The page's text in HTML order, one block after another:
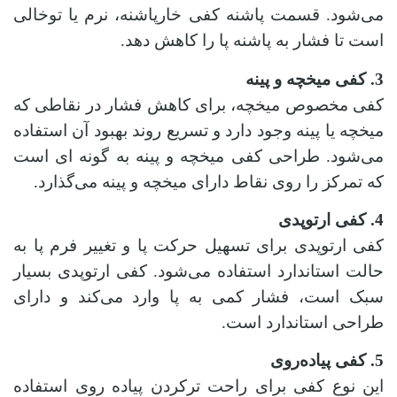
می‌شود. قسمت پاشنه کفی خارپاشنه، نرم یا توخالی
است تا فشار به پاشنه پا را کاهش دهد.
3. کفی میخچه و پینه
کفی مخصوص میخچه، برای کاهش فشار در نقاطی که
میخچه یا پینه وجود دارد و تسریع روند بهبود آن استفاده
می‌شود. طراحی کفی میخچه و پینه به‌ گونه‌ ای است
که تمرکز را روی نقاط دارای میخچه و پینه می‌گذارد.
4. کفی ارتوپدی
کفی ارتوپدی برای تسهیل حرکت پا و تغییر فرم پا به‌
حالت استاندارد استفاده می‌شود. کفی ارتوپدی بسیار
سبک است، فشار کمی به پا وارد می‌کند و دارای
طراحی استاندارد است.
5. کفی پیاده‌روی
این نوع کفی برای راحت‌ ترکردن پیاده‌ روی استفاده